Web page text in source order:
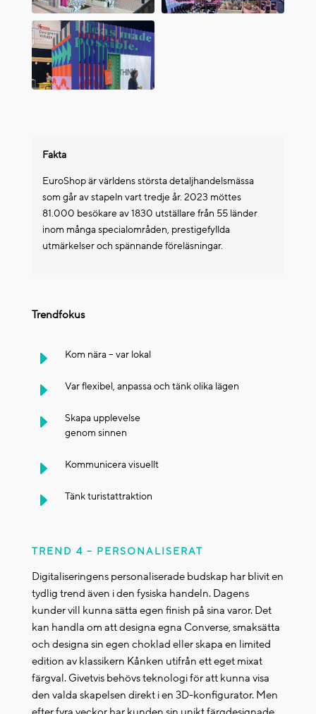
Fakta
EuroShop är världens största detaljhandelsmässa
som går av stapeln vart tredje år. 2023 möttes
81.000 besökare av 1830 utställare från 55 länder
inom många specialområden, prestigefyllda
utmärkelser och spännande föreläsningar.
Trendfokus
E Kom nära – var lokal
E Var flexibel, anpassa och tänk olika lägen
E
Skapa upplevelse
genom sinnen
E Kommunicera visuellt
E Tänk turistattraktion
TREND 4 – PERSONALISERAT
Digitaliseringens personaliserade budskap har blivit en
tydlig trend även i den fysiska handeln. Dagens
kunder vill kunna sätta egen finish på sina varor. Det
kan handla om att designa egna Converse, smaksätta
och designa sin egen choklad eller skapa en limited
edition av klassikern Kånken utifrån ett eget mixat
färgval. Givetvis behövs teknologi för att kunna visa
den valda skapelsen direkt i en 3D-konfigurator. Men